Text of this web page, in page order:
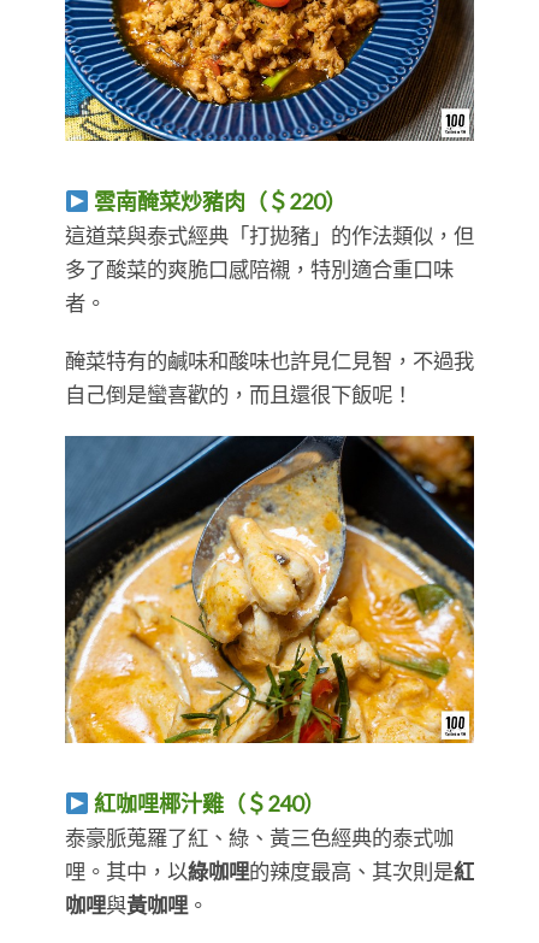
雲南醃菜炒豬肉（＄220）
​​​​​​​這道菜與泰式經典「打拋豬」的作法類似，但
多了酸菜的爽脆口感陪襯，特別適合重口味
者。
醃菜特有的鹹味和酸味也許見仁見智，不過我
自己倒是蠻喜歡的，而且還很下飯呢！
紅咖哩椰汁雞（＄240）
​​​​​​​泰豪脈蒐羅了紅、綠、黃三色經典的泰式咖
哩。其中，以綠咖哩的辣度最高、其次則是紅
咖哩與黃咖哩。